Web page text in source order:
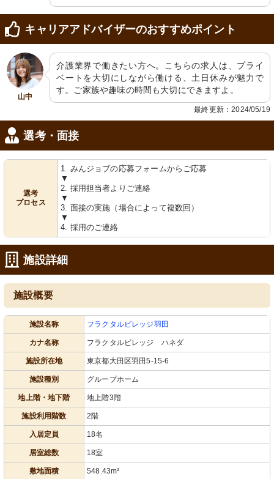
共有スペース
穏やかな光が差し込む共有ラウンジ
で、利用者がくつろぐ姿が見られま
す。
通路
明るく広々とした廊下は、安全で快適
な動線を提供しています。
明るくゆったりした共有スペースで
す。心地よい交流の場が広がっていま
明るい光が差し込む廊下に、壁にはア
ート作品が飾られている様子です。
エレベーター
ゆとりの空間が広がる居室です。日当
たりが良く、快適な生活をサポートし
ます。
キャリアアドバイザーのおすすめポイント
山中
介護業界で働きたい方へ。こちらの求人は、プライ
ベートを大切にしながら働ける、土日休みが魅力で
す。ご家族や趣味の時間も大切にできますよ。
最終更新：2024/05/19
選考・面接
選考
プロセス
1. みんジョブの応募フォームからご応募
▼
2. 採用担当者よりご連絡
▼
3. 面接の実施（場合によって複数回）
▼
4. 採用のご連絡
施設詳細
施設概要
施設名称 フラクタルビレッジ羽田
カナ名称 フラクタルビレッジ ハネダ
施設所在地 東京都大田区羽田5-15-6
施設種別 グループホーム
地上階・地下階 地上階3階
施設利用階数 2階
入居定員 18名
居室総数 18室
敷地面積 548.43m²